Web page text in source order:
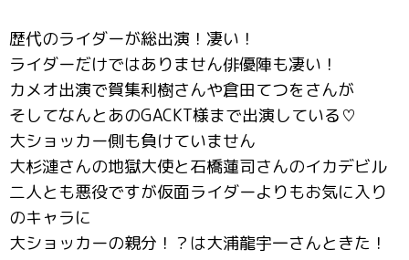
歴代のライダーが総出演！凄い！
ライダーだけではありません俳優陣も凄い！
カメオ出演で賀集利樹さんや倉田てつをさんが
そしてなんとあのGACKT様まで出演している♡
大ショッカー側も負けていません
大杉漣さんの地獄大使と石橋蓮司さんのイカデビル
二人とも悪役ですが仮面ライダーよりもお気に入り
のキャラに
大ショッカーの親分！？は大浦龍宇一さんときた！